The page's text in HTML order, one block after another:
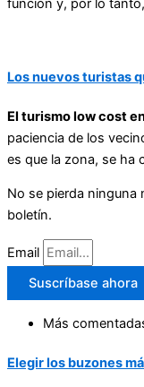
función y, por lo
Los nuevos turistas
El turismo low cost
paciencia de los
es que la zona, se ha
No se pierda ninguna
boletín.
Email
Suscríbase ahora
Más
Elegir los buzones